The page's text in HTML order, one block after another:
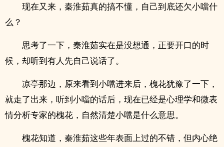
现在又来，秦淮茹真的搞不懂，自己到底还欠小噹什
么？
思考了一下，秦淮茹实在是没想通，正要开口的时
候，却听到有人先自己说话了。
凉亭那边，原来看到小噹进来后，槐花犹豫了一下，
就走了出来，听到小噹的话后，现在已经是心理学和微表
情分析专家的槐花，自然清楚小噹是什么意思。
槐花知道，秦淮茹这些年表面上过的不错，但内心绝